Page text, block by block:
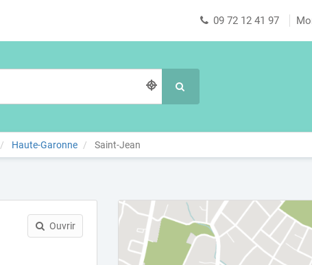
09 72 12 41 97
Haute-Garonne Saint-Jean
Ouvrir